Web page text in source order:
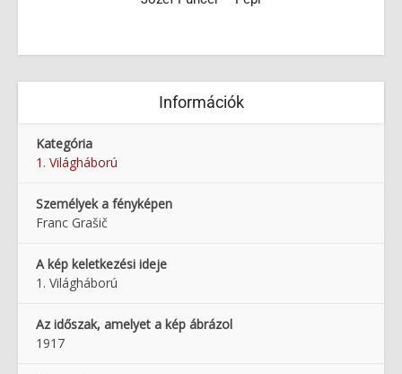
Információk
Kategória
1. Világháború
Személyek a fényképen
Franc Grašič
A kép keletkezési ideje
1. Világháború
Az időszak, amelyet a kép ábrázol
1917